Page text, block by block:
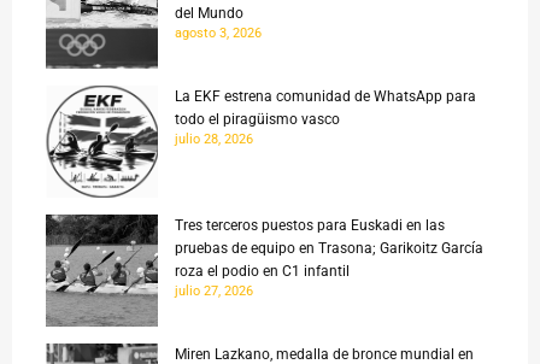
del Mundo
agosto 3, 2026
La EKF estrena comunidad de WhatsApp para
todo el piragüismo vasco
julio 28, 2026
Tres terceros puestos para Euskadi en las
pruebas de equipo en Trasona; Garikoitz García
roza el podio en C1 infantil
julio 27, 2026
Miren Lazkano, medalla de bronce mundial en